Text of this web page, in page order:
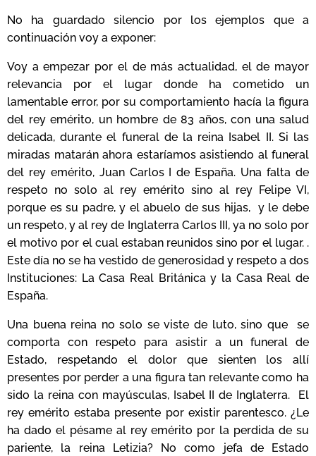
No ha guardado silencio por los ejemplos que a
continuación voy a exponer:
Voy a empezar por el de más actualidad, el de mayor
relevancia por el lugar donde ha cometido un
lamentable error, por su comportamiento hacía la figura
del rey emérito, un hombre de 83 años, con una salud
delicada, durante el funeral de la reina Isabel II. Si las
miradas matarán ahora estaríamos asistiendo al funeral
del rey emérito, Juan Carlos I de España. Una falta de
respeto no solo al rey emérito sino al rey Felipe VI,
porque es su padre, y el abuelo de sus hijas, y le debe
un respeto, y al rey de Inglaterra Carlos III, ya no solo por
el motivo por el cual estaban reunidos sino por el lugar. .
Este día no se ha vestido de generosidad y respeto a dos
Instituciones: La Casa Real Británica y la Casa Real de
España.
Una buena reina no solo se viste de luto, sino que se
comporta con respeto para asistir a un funeral de
Estado, respetando el dolor que sienten los allí
presentes por perder a una figura tan relevante como ha
sido la reina con mayúsculas, Isabel II de Inglaterra. El
rey emérito estaba presente por existir parentesco. ¿Le
ha dado el pésame al rey emérito por la perdida de su
pariente, la reina Letizia? No como jefa de Estado